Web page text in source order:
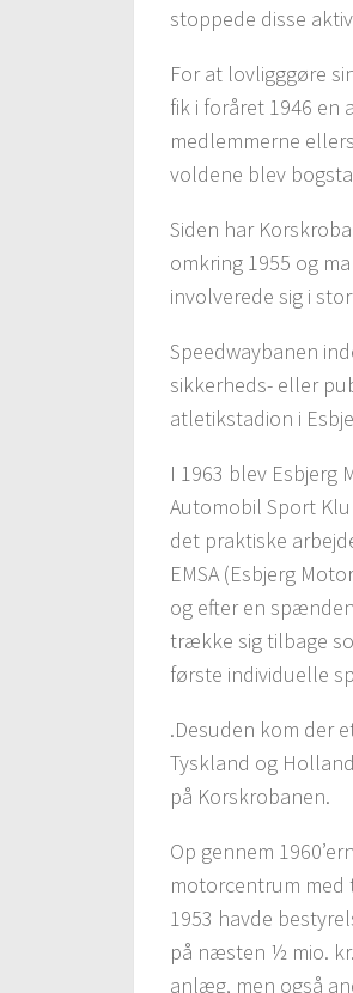
stoppede disse
For at lovligggøre
fik i foråret 1946 en
medlemmerne
voldene blev
Siden har
omkring 1955 og
involverede sig i
Speedwaybanen
sikkerheds- eller
atletikstadion i
I 1963 blev
Automobil Sport
det praktiske
EMSA (Esbjerg
og efter en
trække sig tilbage
første individuelle
.Desuden kom der
Tyskland og
på Korskrobanen.
Op gennem
motorcentrum med
1953 havde
på næsten ½ mio.
anlæg, men også